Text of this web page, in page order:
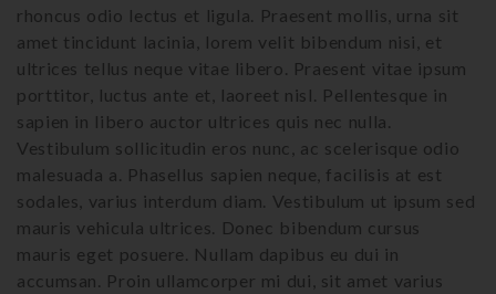
rhoncus odio lectus et ligula. Praesent mollis, urna sit
amet tincidunt lacinia, lorem velit bibendum nisi, et
ultrices tellus neque vitae libero. Praesent vitae ipsum
porttitor, luctus ante et, laoreet nisl. Pellentesque in
sapien in libero auctor ultrices quis nec nulla.
Vestibulum sollicitudin eros nunc, ac scelerisque odio
malesuada a. Phasellus sapien neque, facilisis at est
sodales, varius interdum diam. Vestibulum ut ipsum sed
mauris vehicula ultrices. Donec bibendum cursus
mauris eget posuere. Nullam dapibus eu dui in
accumsan. Proin ullamcorper mi dui, sit amet varius